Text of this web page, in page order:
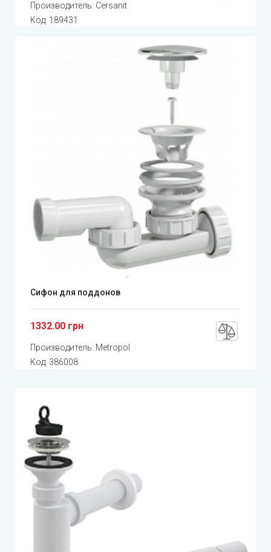
Производитель: Cersanit
Код: 189431
Сифон для поддонов
1332.00 грн
Производитель: Metropol
Код: 386008